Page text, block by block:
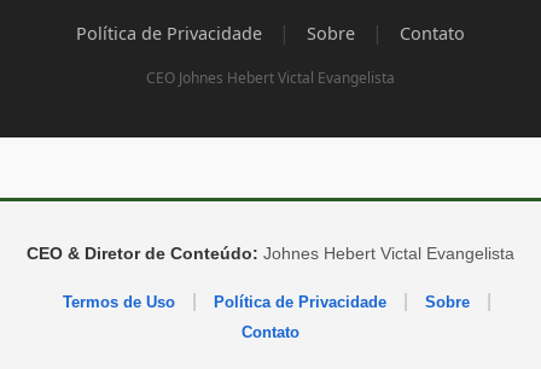
Política de Privacidade | Sobre | Contato
CEO Johnes Hebert Victal Evangelista
CEO & Diretor de Conteúdo: Johnes Hebert Victal Evangelista
Termos de Uso Política de Privacidade Sobre
Contato